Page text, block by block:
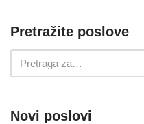
Pretražite poslove
Novi poslovi